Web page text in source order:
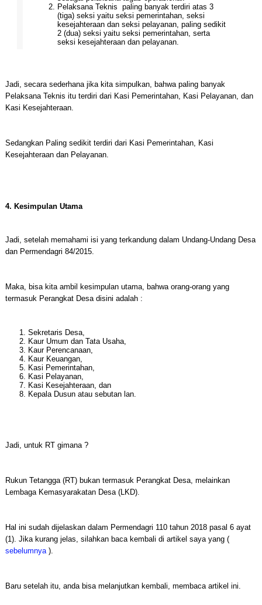
Pelaksana Teknis paling banyak terdiri atas 3
(tiga) seksi yaitu seksi pemerintahan, seksi
kesejahteraan dan seksi pelayanan, paling sedikit
2 (dua) seksi yaitu seksi pemerintahan, serta
seksi kesejahteraan dan pelayanan.
Jadi, secara sederhana jika kita simpulkan, bahwa paling banyak
Pelaksana Teknis itu terdiri dari Kasi Pemerintahan, Kasi Pelayanan, dan
Kasi Kesejahteraan.
Sedangkan Paling sedikit terdiri dari Kasi Pemerintahan, Kasi
Kesejahteraan dan Pelayanan.
4. Kesimpulan Utama
Jadi, setelah memahami isi yang terkandung dalam Undang-Undang Desa
dan Permendagri 84/2015.
Maka, bisa kita ambil kesimpulan utama, bahwa orang-orang yang
termasuk Perangkat Desa disini adalah :
Sekretaris Desa,
Kaur Umum dan Tata Usaha,
Kaur Perencanaan,
Kaur Keuangan,
Kasi Pemerintahan,
Kasi Pelayanan,
Kasi Kesejahteraan, dan
Kepala Dusun atau sebutan lan.
Jadi, untuk RT gimana ?
Rukun Tetangga (RT) bukan termasuk Perangkat Desa, melainkan
Lembaga Kemasyarakatan Desa (LKD).
Hal ini sudah dijelaskan dalam Permendagri 110 tahun 2018 pasal 6 ayat
(1). Jika kurang jelas, silahkan baca kembali di artikel saya yang (
sebelumnya).
Baru setelah itu, anda bisa melanjutkan kembali, membaca artikel ini.